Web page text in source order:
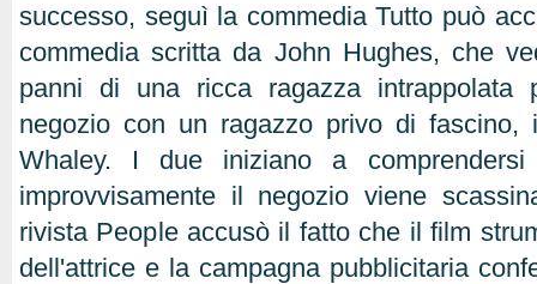
successo, seguì la commedia Tutto può
commedia scritta da John Hughes, che
panni di una ricca ragazza
negozio con un ragazzo privo di fascino,
Whaley. I due iniziano a
improvvisamente il negozio viene
rivista People accusò il fatto che il film
dell'attrice e la campagna pubblicitaria